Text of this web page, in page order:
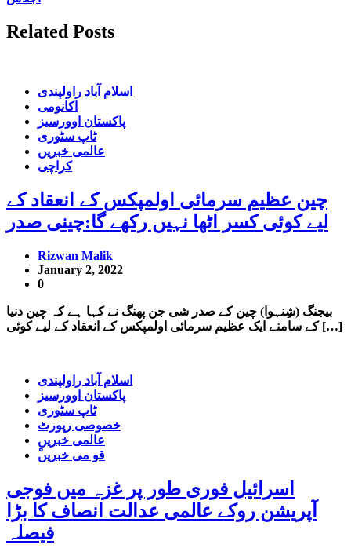
Related Posts
اسلام آباد راولپندی
اکانومی
پاکستان اوورسیز
ٹاپ سٹوری
عالمی خبریں
کراچی
چین عظیم سرمائی اولمپکس کے انعقاد کے
لیے کوئی کسر اٹھا نہیں رکھے گا:چینی صدر
Rizwan Malik
January 2, 2022
0
بیجنگ (شِنہوا) چین کے صدر شی جن پھنگ نے کہا ہے کہ چین دنیا
کے سامنے ایک عظیم سرمائی اولمپکس کے انعقاد کے لیے کوئی […]
اسلام آباد راولپندی
پاکستان اوورسیز
ٹاپ سٹوری
خصوصی رپورٹ
عالمی خبریں
ْقو می خبریں
اسرائیل فوری طور پر غزہ میں فوجی
آپریشن روکے عالمی عدالت انصاف کا بڑا
فیصلہ